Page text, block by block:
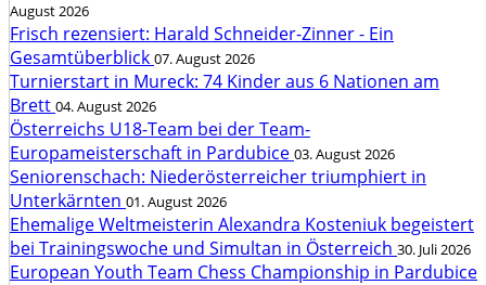
August 2026
Frisch rezensiert: Harald Schneider-Zinner - Ein
Gesamtüberblick 07. August 2026
Turnierstart in Mureck: 74 Kinder aus 6 Nationen am
Brett 04. August 2026
Österreichs U18-Team bei der Team-
Europameisterschaft in Pardubice 03. August 2026
Seniorenschach: Niederösterreicher triumphiert in
Unterkärnten 01. August 2026
Ehemalige Weltmeisterin Alexandra Kosteniuk begeistert
bei Trainingswoche und Simultan in Österreich 30. Juli 2026
European Youth Team Chess Championship in Pardubice